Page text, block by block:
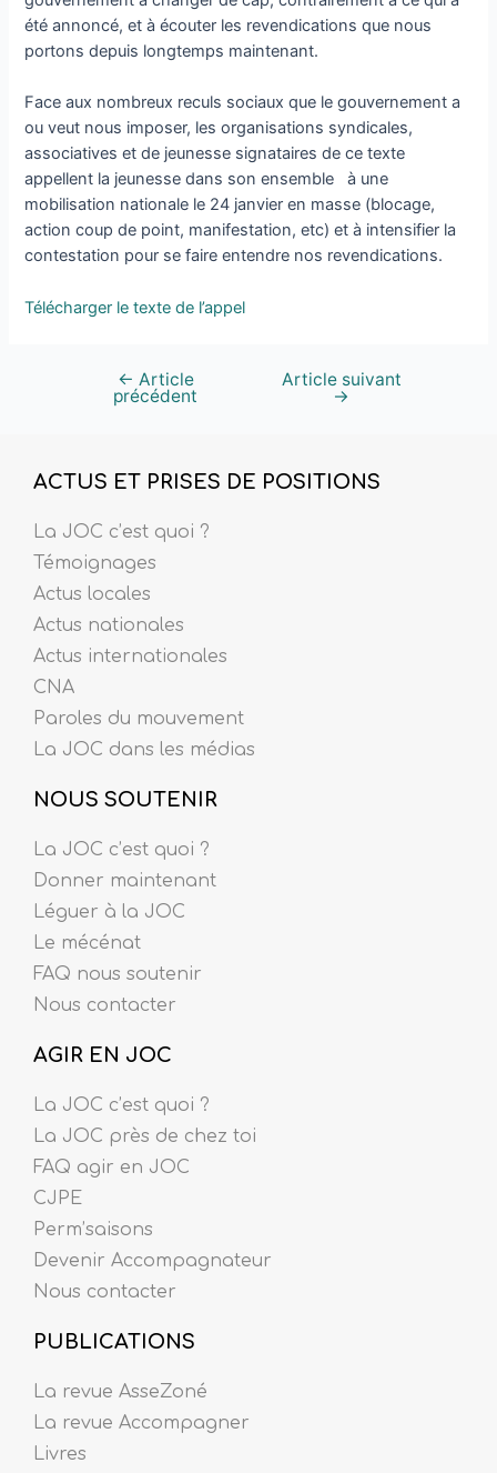
été annoncé, et à écouter les revendications que nous
portons depuis longtemps maintenant.
Face aux nombreux reculs sociaux que le gouvernement a
ou veut nous imposer, les organisations syndicales,
associatives et de jeunesse signataires de ce texte
appellent la jeunesse dans son ensemble à une
mobilisation nationale le 24 janvier en masse (blocage,
action coup de point, manifestation, etc) et à intensifier la
contestation pour se faire entendre nos revendications.
Télécharger le texte de l’appel
← Article
précédent
Article suivant
→
ACTUS ET PRISES DE POSITIONS
La JOC c’est quoi ?
Témoignages
Actus locales
Actus nationales
Actus internationales
CNA
Paroles du mouvement
La JOC dans les médias
NOUS SOUTENIR
La JOC c’est quoi ?
Donner maintenant
Léguer à la JOC
Le mécénat
FAQ nous soutenir
Nous contacter
AGIR EN JOC
La JOC c’est quoi ?
La JOC près de chez toi
FAQ agir en JOC
CJPE
Perm’saisons
Devenir Accompagnateur
Nous contacter
PUBLICATIONS
La revue AsseZoné
La revue Accompagner
Livres